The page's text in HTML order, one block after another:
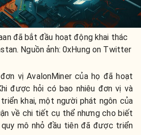
đã bắt đầu hoạt động khai thác
Nguồn ảnh: 0xHung on Twitter
vị AvalonMiner của họ đã hoạt
được hỏi có bao nhiêu đơn vị và
khai, một người phát ngôn của
về chi tiết cụ thể nhưng cho biết
mô nhỏ đầu tiên đã được triển